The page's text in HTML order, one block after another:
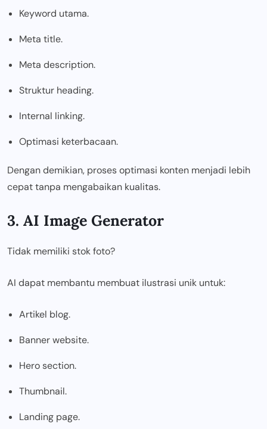
Keyword utama.
Meta title.
Meta description.
Struktur heading.
Internal linking.
Optimasi keterbacaan.
Dengan demikian, proses optimasi konten menjadi lebih
cepat tanpa mengabaikan kualitas.
3. AI Image Generator
Tidak memiliki stok foto?
AI dapat membantu membuat ilustrasi unik untuk:
Artikel blog.
Banner website.
Hero section.
Thumbnail.
Landing page.